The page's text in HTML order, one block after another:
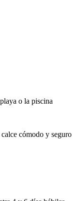
o la piscina
cómodo y seguro